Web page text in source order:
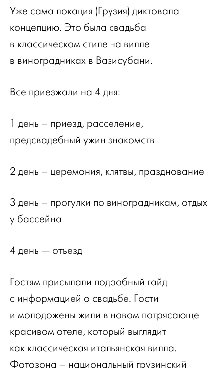
Уже сама локация (Грузия) диктовала
концепцию. Это была свадьба
в классическом стиле на вилле
в виноградниках в Вазисубани.
Все приезжали на 4 дня:
1 день – приезд, расселение,
предсвадебный ужин знакомств
2 день – церемония, клятвы, празднование
3 день – прогулки по виноградникам, отдых
у бассейна
4 день — отъезд
Гостям присылали подробный гайд
с информацией о свадьбе. Гости
и молодожены жили в новом потрясающе
красивом отеле, который выглядит
как классическая итальянская вилла.
Фотозона – национальный грузинский